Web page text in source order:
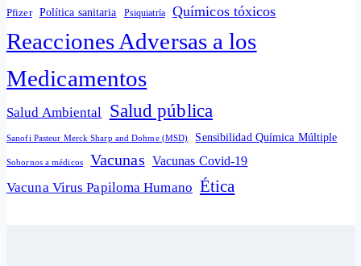
Pfizer Política sanitaria Psiquiatría Químicos tóxicos
Reacciones Adversas a los
Medicamentos
Salud Ambiental Salud pública
Sanofi Pasteur Merck Sharp and Dohme (MSD) Sensibilidad Química Múltiple
Sobornos a médicos Vacunas Vacunas Covid-19
Vacuna Virus Papiloma Humano Ética